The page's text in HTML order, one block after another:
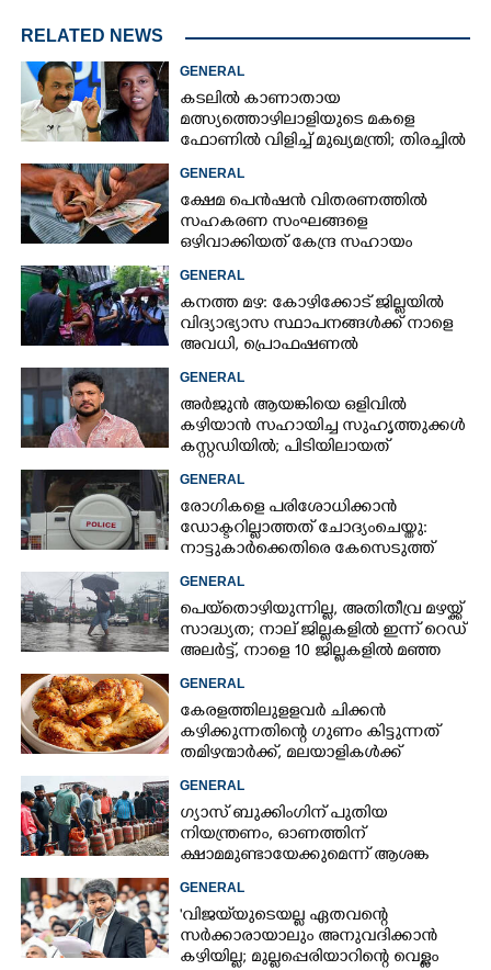
RELATED NEWS
GENERAL
കടലിൽ കാണാതായ
മത്സ്യത്തൊഴിലാളിയുടെ മകളെ
ഫോണിൽ വിളിച്ച് മുഖ്യമന്ത്രി; തിരച്ചിൽ
GENERAL
ക്ഷേമ പെൻഷൻ വിതരണത്തിൽ
സഹകരണ സംഘങ്ങളെ
ഒഴിവാക്കിയത് കേന്ദ്ര സഹായം
വിശദീകരണവുമായി സർക്കാ‌ർ
GENERAL
കനത്ത മഴ: കോഴിക്കോട് ജില്ലയിൽ
വിദ്യാഭ്യാസ സ്ഥാപനങ്ങൾക്ക് നാളെ
അവധി,​ പ്രൊഫഷണൽ
GENERAL
അർജുൻ ആയങ്കിയെ ഒളിവിൽ
കഴിയാൻ സഹായിച്ച സുഹൃത്തുക്കൾ
കസ്റ്റഡിയിൽ; പിടിയിലായത്
GENERAL
രോഗികളെ പരിശോധിക്കാൻ
ഡോക്ടറില്ലാത്തത് ചോദ്യംചെയ്തു:
നാട്ടുകാർക്കെതിരെ കേസെടുത്ത്
GENERAL
പെയ്തൊഴിയുന്നില്ല, അതിതീവ്ര മഴയ്ക്ക്
സാദ്ധ്യത;​ നാല് ജില്ലകളിൽ ഇന്ന് റെഡ്
അലർട്ട്,​ നാളെ 10 ജില്ലകളിൽ മഞ്ഞ
GENERAL
കേരളത്തിലുളളവർ ചിക്കൻ
കഴിക്കുന്നതിന്റെ ഗുണം കിട്ടുന്നത്
തമിഴന്മാർക്ക്, മലയാളികൾക്ക്
GENERAL
ഗ്യാസ് ബുക്കിംഗിന് പുതിയ
നിയന്ത്രണം, ഓണത്തിന്
ക്ഷാമമുണ്ടായേക്കുമെന്ന് ആശങ്ക
GENERAL
'വിജയ്‌യുടെയല്ല ഏതവന്റെ
സർക്കാരായാലും അനുവദിക്കാൻ
കഴിയില്ല; മുല്ലപ്പെരിയാറിന്റെ വെള്ളം